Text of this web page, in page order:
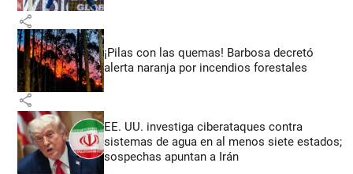
share
¡Pilas con las quemas! Barbosa decretó
alerta naranja por incendios forestales
share
EE. UU. investiga ciberataques contra
sistemas de agua en al menos siete estados;
sospechas apuntan a Irán